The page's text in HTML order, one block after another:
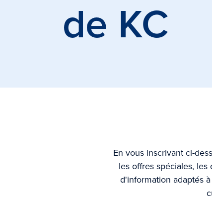
de KC
En vous inscrivant ci-
les offres spéciales,
d'information adaptés